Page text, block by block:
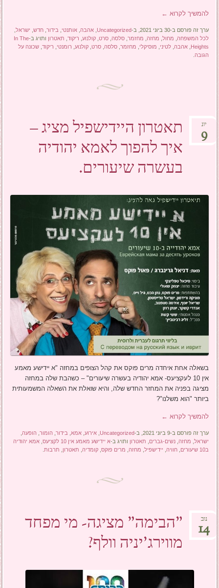
להמשיך לקרוא ←
ערך זה פורסם ב-30 ביוני 2021, ב- Uncategorized
,אהבה ,אותנטי בידור ,חדש ישראל
לכל המשפחה מחול מחזה מחזמר ,סלסה ,סרט ,קולנוע ריקוד תאטרון ותויג ב-In The
Heights
,אהבה ,לטיני מוסיקלי מחזמר ,סלסה ,סרט ,קולנוע רומנטי ריקוד ,שכונה על
הגובה
תאטרון היידישפיל מציג –
איך להפוך לאמא יהודיה
בעשרה שיעורים.
יונ
9
בשאלה אחת איחדה מרים פוקס את קהל הצופים במחזה "א יידישע מאמע
אין 10 לעקציעס- אמא יהודיה בעשרה שיעורים" – כשהבת שלה במחזה
מציגה בפניה את המחזר החדש שלה, והיא שואלת את השאלה המשמעותית
ביותר "הוא משלנו"?
להמשיך לקרוא ←
ערך זה פורסם ב-9 ביוני 2021, ב- Uncategorized
,אירוע ,אמא בידור הומור הופעה
ישראל מחזה ,נשים-גברים תאטרון ותויג ב-א יידישע מאמע אין 10 לקציעס ,אמא יהודיה
ב10 שיעורים
,חוויה יידישפיל מחזה מרים פוקס ,קומדיה תאטרון תרבות
"הבימה" מציגה- מי מפחד
מווירג'יניה וולף?
נוב
14